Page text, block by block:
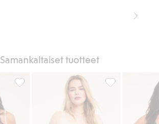
Samankaltaiset tuotteet
Modaalibokserit, Lisää suosikkeihinSaumattomat